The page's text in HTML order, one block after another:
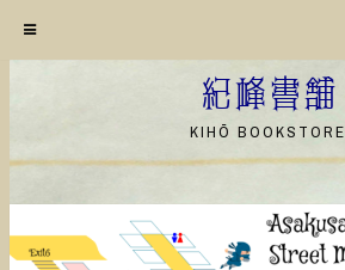
ン
ツ
へ
紀峰書舗
KIHŌ BOOKSTORE